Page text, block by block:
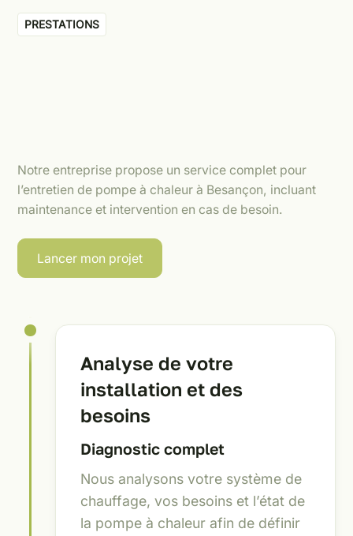
PRESTATIONS
Notre entreprise propose un service complet pour
l’entretien de pompe à chaleur à Besançon, incluant
maintenance et intervention en cas de besoin.
Lancer mon projet
Analyse de votre
installation et des
besoins
Diagnostic complet
Nous analysons votre système de
chauffage, vos besoins et l’état de
la pompe à chaleur afin de définir